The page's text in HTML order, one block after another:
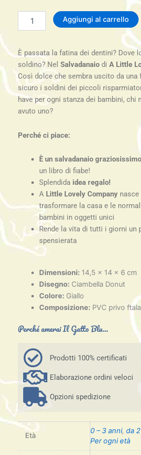
Salvadanaio
-
Little
Lovely
Company
quantità
Aggiungi al carrello
È passata la fatina dei dentini? Dove
soldino? Nel Salvadanaio di A Little
Così dolce che sembra uscito da una
sicuro i soldini dei piccoli
have per ogni stanza dei bambini, chi
avuto uno?
Perché ci piace:
È un salvadanaio graziosissimo
un libro di fiabe!
Splendida idea regalo!
A Little Lovely Companynasce
trasformare la casa e le
bambini in oggetti unici
Rende la vita di tutti i giorni un
spensierata
Dimensioni:14,5 x 14 x 6 cm
Disegno:Ciambella Donut
Colore:Giallo
Composizione:PVC privo
Perché amerai Il Gatto Blu...
Prodotti 100% certificati
Elaborazione ordini veloci
Opzioni spedizione
Età
0 – 3 anni, da
Per ogni età